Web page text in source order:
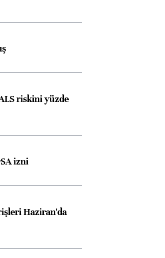
Almanya, Commerzbank
görüşmelere hazırlanıyor
riskini yüzde
izni
Haziran'da